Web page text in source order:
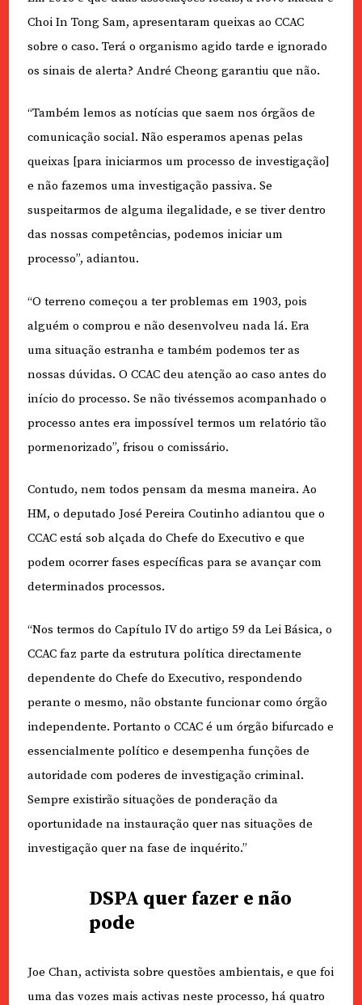
Choi In Tong Sam, apresentaram queixas ao CCAC
sobre o caso. Terá o organismo agido tarde e ignorado
os sinais de alerta? André Cheong garantiu que não.
“Também lemos as notícias que saem nos órgãos de
comunicação social. Não esperamos apenas pelas
queixas [para iniciarmos um processo de investigação]
e não fazemos uma investigação passiva. Se
suspeitarmos de alguma ilegalidade, e se tiver dentro
das nossas competências, podemos iniciar um
processo”, adiantou.
“O terreno começou a ter problemas em 1903, pois
alguém o comprou e não desenvolveu nada lá. Era
uma situação estranha e também podemos ter as
nossas dúvidas. O CCAC deu atenção ao caso antes do
início do processo. Se não tivéssemos acompanhado o
processo antes era impossível termos um relatório tão
pormenorizado”, frisou o comissário.
Contudo, nem todos pensam da mesma maneira. Ao
HM, o deputado José Pereira Coutinho adiantou que o
CCAC está sob alçada do Chefe do Executivo e que
podem ocorrer fases específicas para se avançar com
determinados processos.
“Nos termos do Capítulo IV do artigo 59 da Lei Básica, o
CCAC faz parte da estrutura política directamente
dependente do Chefe do Executivo, respondendo
perante o mesmo, não obstante funcionar como órgão
independente. Portanto o CCAC é um órgão bifurcado e
essencialmente político e desempenha funções de
autoridade com poderes de investigação criminal.
Sempre existirão situações de ponderação da
oportunidade na instauração quer nas situações de
investigação quer na fase de inquérito.”
DSPA quer fazer e não
pode
Joe Chan, activista sobre questões ambientais, e que foi
uma das vozes mais activas neste processo, há quatro